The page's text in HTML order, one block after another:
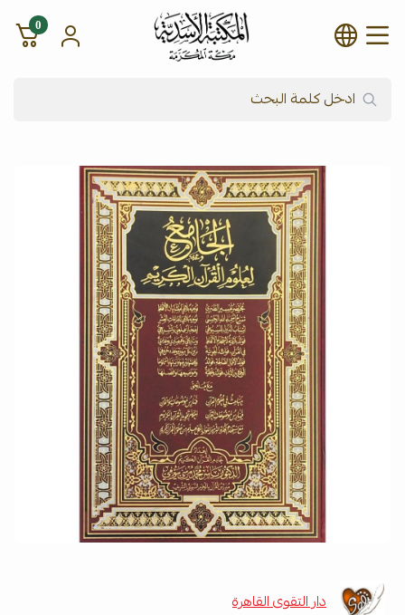
شركة المكتبة الأسدية للنشر
0
دار التقوى القاهرة